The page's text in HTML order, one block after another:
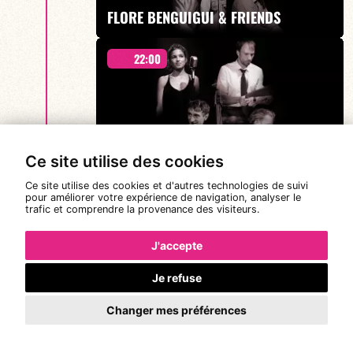
Ce site utilise des cookies
Ce site utilise des cookies et d'autres technologies de suivi
pour améliorer votre expérience de navigation, analyser le
trafic et comprendre la provenance des visiteurs.
J'accepte
Je refuse
Changer mes préférences
FLORE BENGUIGUI & FRIENDS
A Tribute to Nat King Cole présente L.O.V.E
EN SAVOIR PLUS
22:00
FLORE BENGUIGUI & FRIENDS
Dim. 16
déc.
21:00